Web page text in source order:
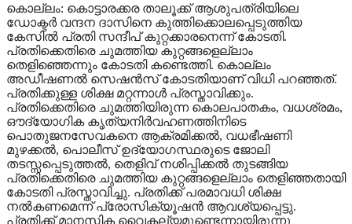
കൊല്ലം: കൊട്ടാരക്കര താലൂക്ക് ആശുപത്രിയിലെ
ഡോക്ടര്‍ വന്ദന ദാസിനെ കുത്തിക്കൊലപ്പെടുത്തിയ
കേസില്‍ പ്രതി സന്ദീപ് കുറ്റക്കാരനെന്ന് കോടതി.
പ്രതിക്കെതിരെ ചുമത്തിയ കുറ്റങ്ങളെല്ലാം
തെളിഞ്ഞെന്നും കോടതി കണ്ടെത്തി. കൊല്ലം
അഡീഷണല്‍ സെഷന്‍സ് കോടതിയാണ് വിധി പറഞ്ഞത്.
പ്രതിക്കുള്ള ശിക്ഷ മറ്റന്നാള്‍ പ്രസ്താവിക്കും.
പ്രതിക്കെതിരെ ചുമത്തിയിരുന്ന കൊലപാതകം, വധശ്രമം,
ഔദ്യോഗിക കൃത്യനിര്‍വഹണത്തിനിടെ
പൊതുജനസേവകനെ ആക്രമിക്കല്‍, വധഭീഷണി
മുഴക്കല്‍, പൊലീസ് ഉദ്യോഗസ്ഥരുടെ ജോലി
തടസ്സപ്പെടുത്തല്‍, തെളിവ് നശിപ്പിക്കല്‍ തുടങ്ങിയ
പ്രതിക്കെതിരെ ചുമത്തിയ കുറ്റങ്ങളെല്ലാം തെളിഞ്ഞതായി
കോടതി പ്രസ്താവിച്ചു. പ്രതിക്ക് പരമാവധി ശിക്ഷ
നല്‍കണമെന്ന് പ്രോസിക്യൂഷന്‍ ആവശ്യപ്പെട്ടു.
പ്രതിക്ക് മാനസിക വൈകല്യമുണ്ടെന്നായിരുന്നു